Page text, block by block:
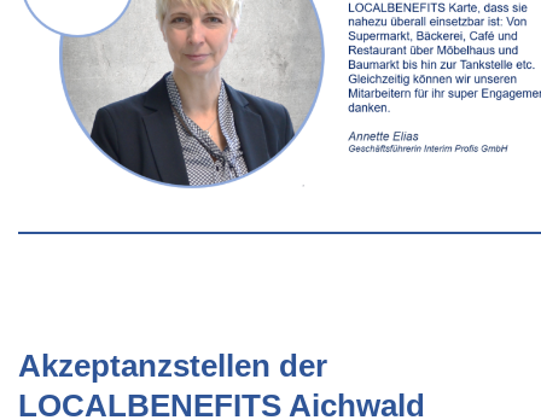
Akzeptanzstellen der
LOCALBENEFITS Aichwald